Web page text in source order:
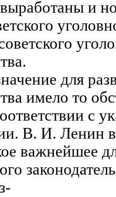
и
для
имело то
с
В. И. Ленин в
важнейшее
-